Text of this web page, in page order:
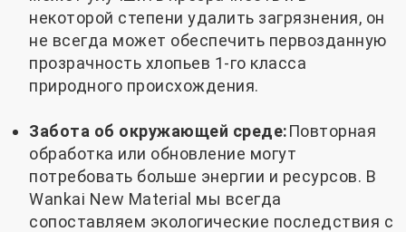
некоторой степени удалить загрязнения, он
не всегда может обеспечить первозданную
прозрачность хлопьев 1-го класса
природного происхождения.
Забота об окружающей среде:Повторная
обработка или обновление могут
потребовать больше энергии и ресурсов. В
Wankai New Material мы всегда
сопоставляем экологические последствия с